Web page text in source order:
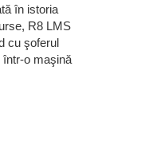
în istoria
R8 LMS
cu şoferul
într-o maşină